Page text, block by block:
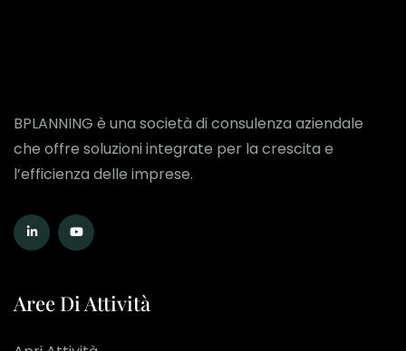
BPLANNING è una società di consulenza aziendale
che offre soluzioni integrate per la crescita e
l’efficienza delle imprese.
Aree Di Attività